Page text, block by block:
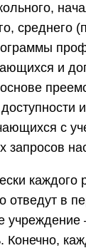
среднего
и
с
запросов
каждого
отведут в
Конечно,